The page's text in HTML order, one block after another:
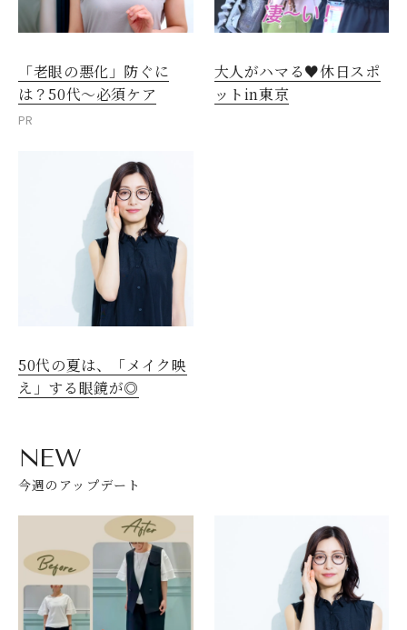
「老眼の悪化」防ぐに
は？50代～必須ケア
PR
大人がハマる♥休日スポ
ットin東京
50代の夏は、「メイク映
え」する眼鏡が◎
NEW
今週のアップデート